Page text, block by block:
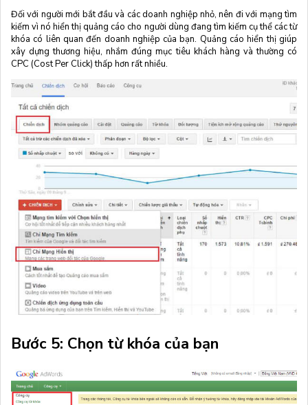
Đối với người mới bắt đầu và các doanh nghiệp nhỏ, nên đi với mạng tìm
kiếm vì nó hiển thị quảng cáo cho người dùng đang tìm kiếm cụ thể các từ
khóa có liên quan đến doanh nghiệp của bạn. Quảng cáo hiển thị giúp
xây dựng thương hiệu, nhắm đúng mục tiêu khách hàng và thường có
CPC (Cost Per Click) thấp hơn rất nhiều.
Bước 5: Chọn từ khóa của bạn